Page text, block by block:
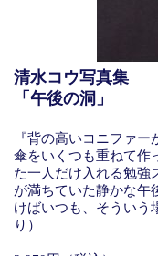
清水コウ写真集
「午後の洞」
『背の高いコニファ
傘をいくつも重ねて
た一人だけ入れる勉
が満ちていた静かな午
けばいつも、そういう
り）